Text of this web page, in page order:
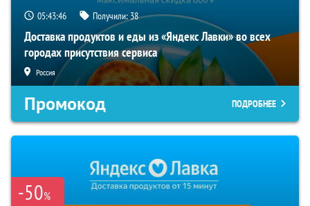
05:43:45 Получили:38
Доставка продуктов и еды из «Яндекс Лавки» во всех
городах присутствия сервиса
Россия
Промокод ПОДРОБНЕЕ
-50%